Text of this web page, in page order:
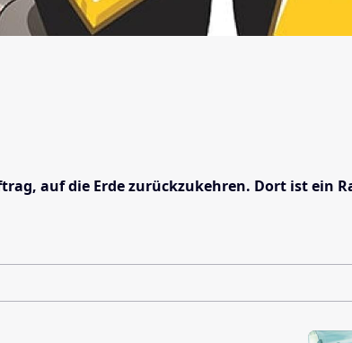
auf die Erde zurückzukehren. Dort ist